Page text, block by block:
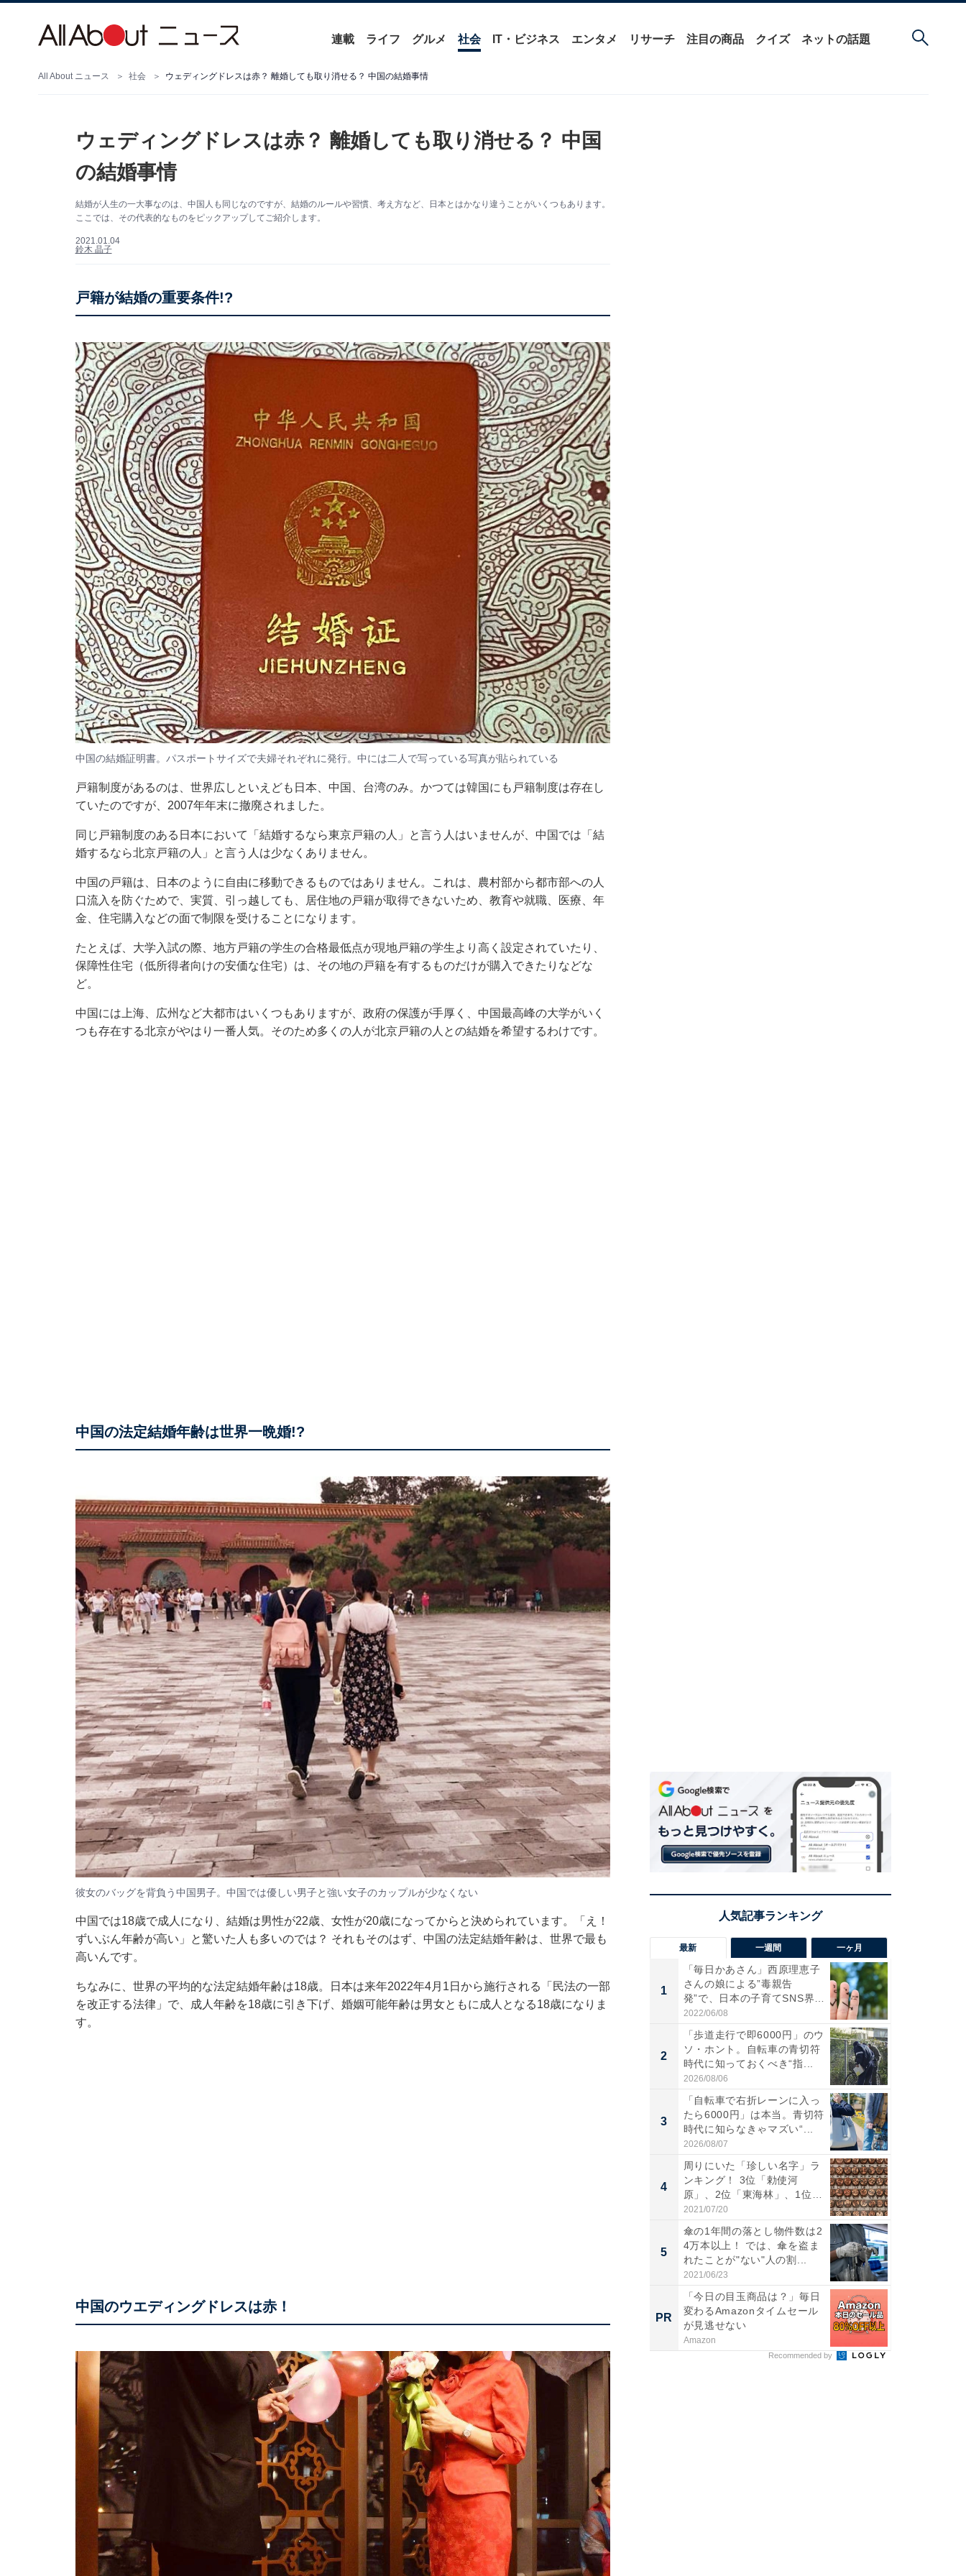
連載 ライフ グルメ 社会 IT・ビジネス エンタメ リサーチ 注目の商品 クイズ ネットの話題
All About ニュース 社会 ウェディングドレスは赤？ 離婚しても取り消せる？ 中国の結婚事情
ウェディングドレスは赤？ 離婚しても取り消せる？ 中国
の結婚事情
結婚が人生の一大事なのは、中国人も同じなのですが、結婚のルールや習慣、考え方など、日本とはかなり違うことがいくつもあります。
ここでは、その代表的なものをピックアップしてご紹介します。
2021.01.04
鈴木 晶子
戸籍が結婚の重要条件!?
中国の結婚証明書。パスポートサイズで夫婦それぞれに発行。中には二人で写っている写真が貼られている
戸籍制度があるのは、世界広しといえども日本、中国、台湾のみ。かつては韓国にも戸籍制度は存在し
ていたのですが、2007年年末に撤廃されました。
同じ戸籍制度のある日本において「結婚するなら東京戸籍の人」と言う人はいませんが、中国では「結
婚するなら北京戸籍の人」と言う人は少なくありません。
中国の戸籍は、日本のように自由に移動できるものではありません。これは、農村部から都市部への人
口流入を防ぐためで、実質、引っ越しても、居住地の戸籍が取得できないため、教育や就職、医療、年
金、住宅購入などの面で制限を受けることになります。
たとえば、大学入試の際、地方戸籍の学生の合格最低点が現地戸籍の学生より高く設定されていたり、
保障性住宅（低所得者向けの安価な住宅）は、その地の戸籍を有するものだけが購入できたりなどな
ど。
中国には上海、広州など大都市はいくつもありますが、政府の保護が手厚く、中国最高峰の大学がいく
つも存在する北京がやはり一番人気。そのため多くの人が北京戸籍の人との結婚を希望するわけです。
中国の法定結婚年齢は世界一晩婚!?
彼女のバッグを背負う中国男子。中国では優しい男子と強い女子のカップルが少なくない
中国では18歳で成人になり、結婚は男性が22歳、女性が20歳になってからと決められています。「え！
ずいぶん年齢が高い」と驚いた人も多いのでは？ それもそのはず、中国の法定結婚年齢は、世界で最も
高いんです。
ちなみに、世界の平均的な法定結婚年齢は18歳。日本は来年2022年4月1日から施行される「民法の一部
を改正する法律」で、成人年齢を18歳に引き下げ、婚姻可能年齢は男女ともに成人となる18歳になりま
す。
中国のウエディングドレスは赤！
最新 一週間 一ヶ月
1
「毎日かあさん」西原理恵子
さんの娘による”毒親告
発”で、日本の子育てSNS界隈
が...
2022/06/08
2
「歩道走行で即6000円」のウ
ソ・ホント。自転車の青切符
時代に知っておくべき“指...
2026/08/06
3
「自転車で右折レーンに入っ
たら6000円」は本当。青切符
時代に知らなきゃマズい“...
2026/08/07
4
周りにいた「珍しい名字」ラ
ンキング！ 3位「勅使河
原」、2位「東海林」、1位
は？...
2021/07/20
5
傘の1年間の落とし物件数は2
4万本以上！ では、傘を盗ま
れたことが"ない"人の割...
2021/06/23
PR
「今日の目玉商品は？」毎日
変わるAmazonタイムセール
が見逃せない
Amazon
Recommended by